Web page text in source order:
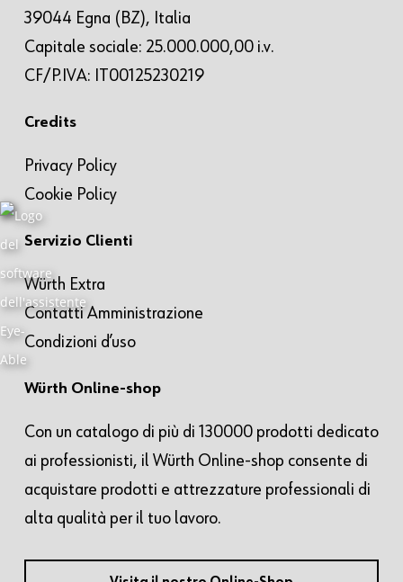
39044 Egna (BZ), Italia
Capitale sociale: 25.000.000,00 i.v.
CF/P.IVA: IT00125230219
Credits
Privacy Policy
Cookie Policy
Servizio Clienti
Würth Extra
Contatti Amministrazione
Condizioni d’uso
Würth Online-shop
Con un catalogo di più di 130000 prodotti dedicato
ai professionisti, il Würth Online-shop consente di
acquistare prodotti e attrezzature professionali di
alta qualità per il tuo lavoro.